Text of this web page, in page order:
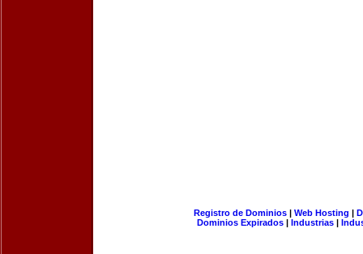
Registro de Dominios| Web Hosting |
Dominios Expirados | Industrias |